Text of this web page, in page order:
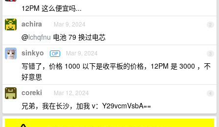
12PM 这么便宜吗...
2
achira Mar 9, 2024
@lchqfnu 电池 79 换过电芯
3
sinkyo OP Mar 9, 2024
写错了，价格 1000 以下是收平板的价格，12PM 是 3000 ，不
好意思
4
coreki Mar 12, 2024
兄弟，我在长沙，加我 v：Y29vcmVsbA==